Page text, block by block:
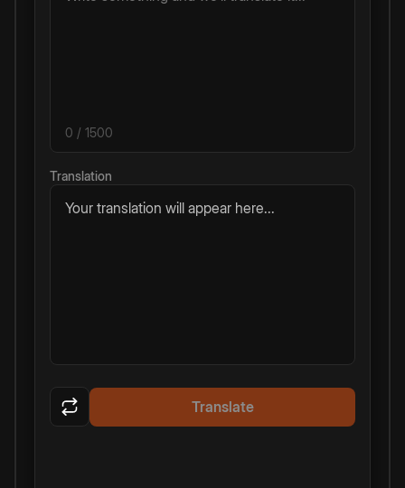
0 / 1500
Translation
Your translation will appear here...
Translate